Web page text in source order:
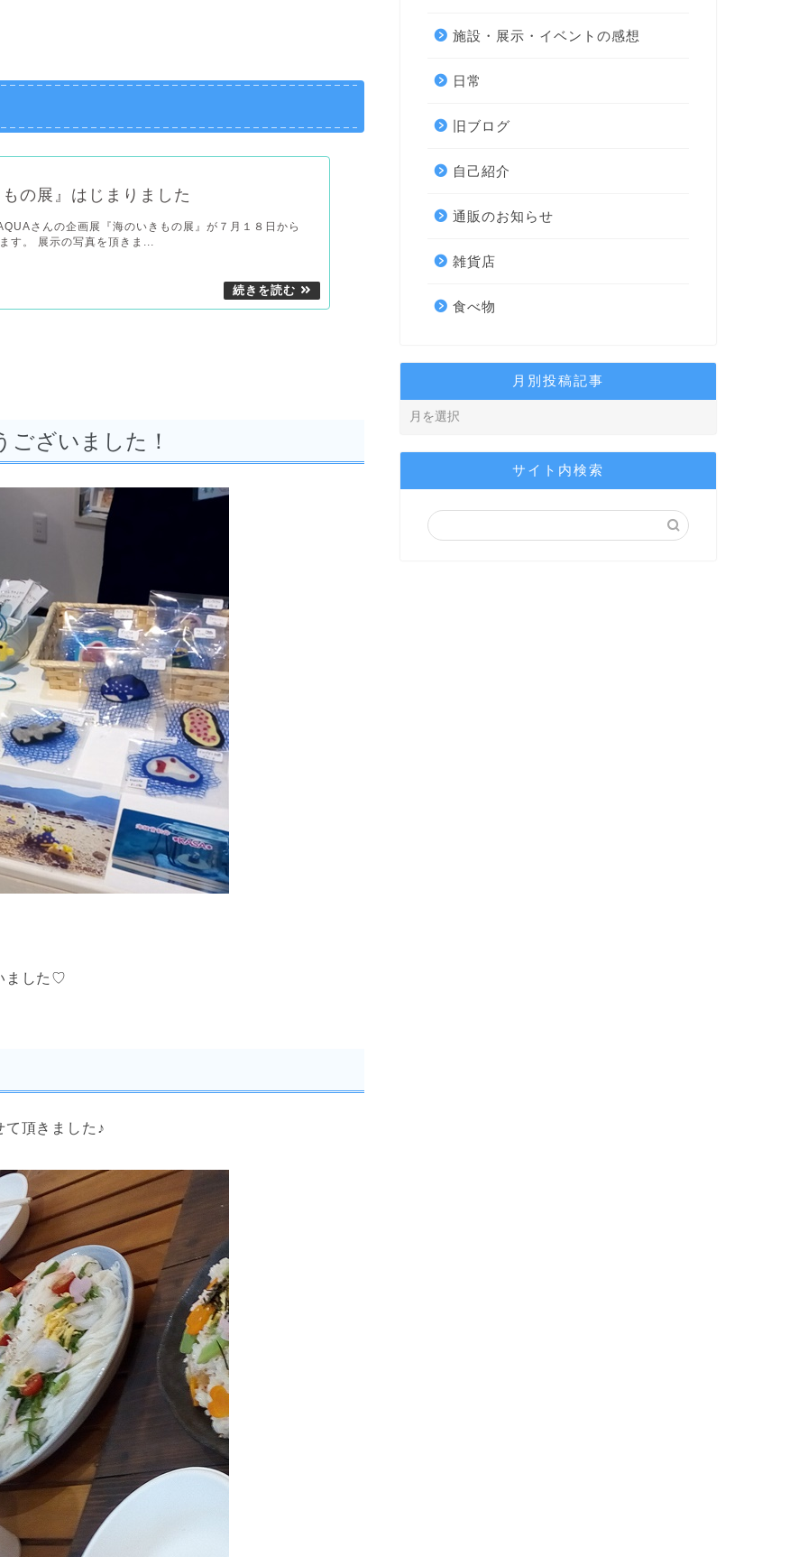
の展』はじまりました
さんの企画展『海のいきもの展』が７月１８日から
す。 展示の写真を頂きま...
ざいました！
ました♡
て頂きました♪
施設・展示・イベントの感想
日常
旧ブログ
自己紹介
通販のお知らせ
雑貨店
食べ物
月別投稿記事
サイト内検索